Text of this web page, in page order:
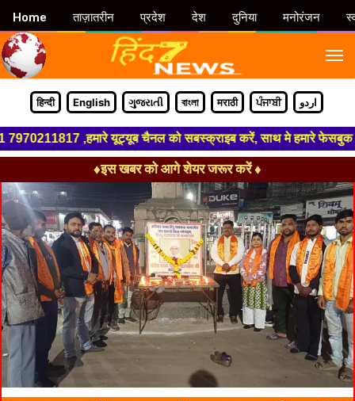
हिन्दी English ગુજરાતી বাংলা मराठी ਪੰਜਾਬੀ اردو
,हमारे यूट्यूब चैनल को सबस्क्राइब करें, साथ मे हमारे फेसबुक को
♦इस खबर को आगे शेयर जरूर करें ♦
Home ताज़ातरीन प्रदेश देश दुनिया मनोरंजन